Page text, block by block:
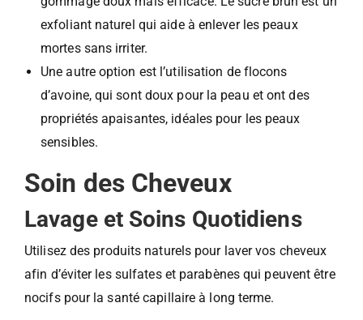
exfoliant naturel qui aide à enlever les peaux
mortes sans irriter.
Une autre option est l’utilisation de flocons
d’avoine, qui sont doux pour la peau et ont des
propriétés apaisantes, idéales pour les peaux
sensibles.
Soin des Cheveux
Lavage et Soins Quotidiens
Utilisez des produits naturels pour laver vos cheveux
afin d’éviter les sulfates et parabènes qui peuvent être
nocifs pour la santé capillaire à long terme.